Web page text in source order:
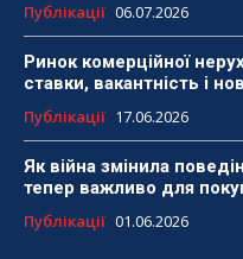
Публікації 06.07.2026
Ринок комерційної
ставки, вакантність і
Публікації 17.06.2026
Як війна змінила
тепер важливо для
Публікації 01.06.2026